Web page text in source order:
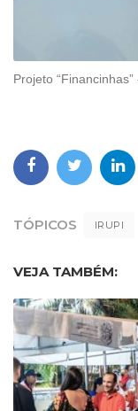
Projeto
TÓPICOS IRUPI
VEJA TAMBÉM: